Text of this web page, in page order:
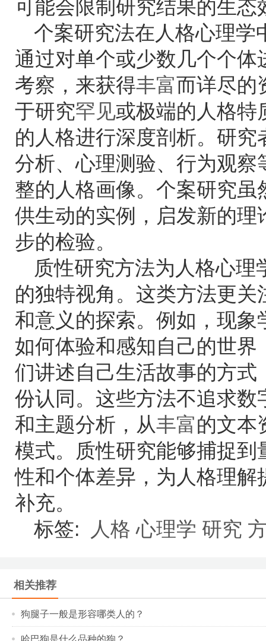
可能会限制研究结果的生态
个案研究法在人格心理学
通过对单个或少数几个个
考察，来获得丰富而详尽的
于研究罕见或极端的人格特
的人格进行深度剖析。研
分析、心理测验、行为观
整的人格画像。个案研究
供生动的实例，启发新的
步的检验。
质性研究方法为人格心
的独特视角。这类方法更
和意义的探索。例如，现
如何体验和感知自己的世
们讲述自己生活故事的方
份认同。这些方法不追求
和主题分析，从丰富的文本
模式。质性研究能够捕捉
性和个体差异，为人格理
补充。
标签:
人格 心理学 研究
相关推荐
狗腿子一般是形容哪类人的？
哈巴狗是什么品种的狗？